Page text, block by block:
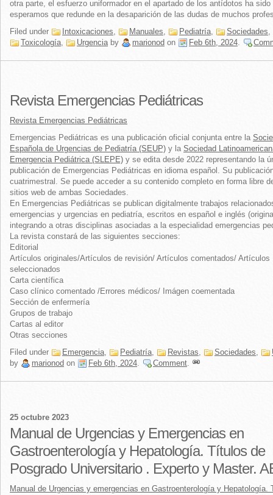
otra parte, el esfuerzo uniformador en el apartado de los antídotos ha
esperamos que redunde en la desaparición de las dudas de muchos
Filed under
Intoxicaciones, Manuales, Pediatría, Sociedades,
Toxicología, Urgenciaby marionod on Feb 6th, 2024.
Revista Emergencias Pediátricas
Revista Emergencias Pediátricas
Emergencias Pediátricas es una publicación oficial conjunta entre la
Española de Urgencias de Pediatría (SEUP) y la Sociedad
Emergencia Pediátrica (SLEPE) y se edita desde 2022 representando la
publicación de Emergencias Pediátricas en idioma español. Su
cuatrimestral. Se puede acceder a su contenido completo en forma libre
sitios web de ambas Sociedades.
En Emergencias Pediátricas se publican digitalmente trabajos
emergencias y urgencias en pediatría, escritos en español e inglés
integrando a otras disciplinas asociadas a la especialidad emergencias
La revista constará de las siguientes secciones:
Editorial
Artículos originales/Artículos de revisión/ Artículos comentados/ Artículos
seleccionados
Carta científica
Caso clínico comentado /Errores médicos/ Imágen coementada
Sección de enfermería
Grupos de trabajo
Cartas al editor
Otras secciones
Filed under
Emergencia, Pediatría, Revistas, Sociedades,
by
marionod on Feb 6th, 2024. Comment.
25 octubre 2023
Manual de Urgencias y Emergencias en
Gastroenterología y Hepatología. Títulos de
Posgrado Universitario . Experto y Master.
Manual de Urgencias y emergencias en Gastroenterología y Hepatología.